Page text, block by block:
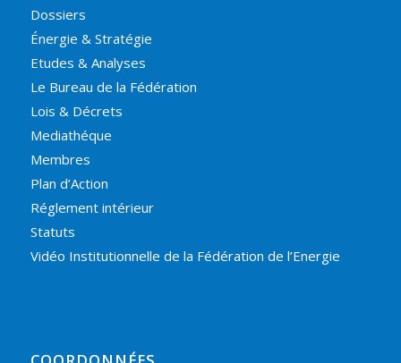
Dossiers
Énergie & Stratégie
Etudes & Analyses
Le Bureau de la Fédération
Lois & Décrets
Mediathéque
Membres
Plan d’Action
Réglement intérieur
Statuts
Vidéo Institutionnelle de la Fédération de l’Energie